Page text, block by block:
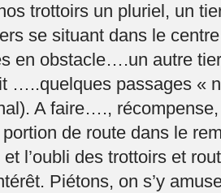
trottoirs un pluriel, un
se situant dans le
en obstacle….un autre
…..quelques passages «
A faire…., récompense,
de route dans le
et l’oubli des trottoirs et
Piétons, on s’y